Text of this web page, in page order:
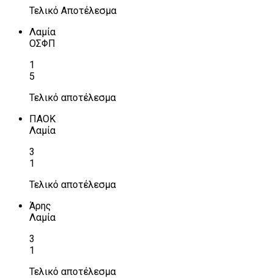
Τελικό Αποτέλεσμα
Λαμία
ΟΣΦΠ
1
5
Τελικό αποτέλεσμα
ΠΑΟΚ
Λαμία
3
1
Τελικό αποτέλεσμα
Άρης
Λαμία
3
1
Τελικό αποτέλεσμα